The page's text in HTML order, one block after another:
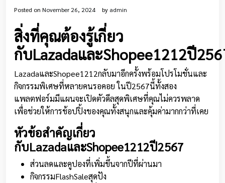
Posted on November 26, 2024 by admin
สิ่งที่คุณต้องรู้เกี่ยว
กับLazadaและShopee1212ปี
LazadaและShopee1212กลับมาอีกครั้งพร้อมโปรโมชั่นและ
กิจกรรมพิเศษที่หลายคนรอคอย ในปี2567นี้ทั้งสอง
แพลตฟอร์มมีแผนจะเปิดตัวดีลสุดพิเศษที่คุณไม่ควรพลาด
เพื่อช่วยให้การช้อปปิ้งของคุณทั้งสนุกและคุ้มค่ามากกว่าที่เคย
หัวข้อสำคัญเกี่ยว
กับLazadaและShopee1212ปี2567
ส่วนลดและคูปองที่เพิ่มขึ้นจากปีที่ผ่านมา
กิจกรรมFlashSaleสุดปัง